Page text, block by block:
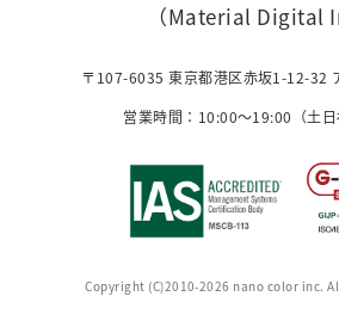
（Material Digital
〒107-6035 東京都港区赤坂1-12-32
営業時間：10:00〜19:00（土日
Copyright (C)2010-2026 nano color inc.